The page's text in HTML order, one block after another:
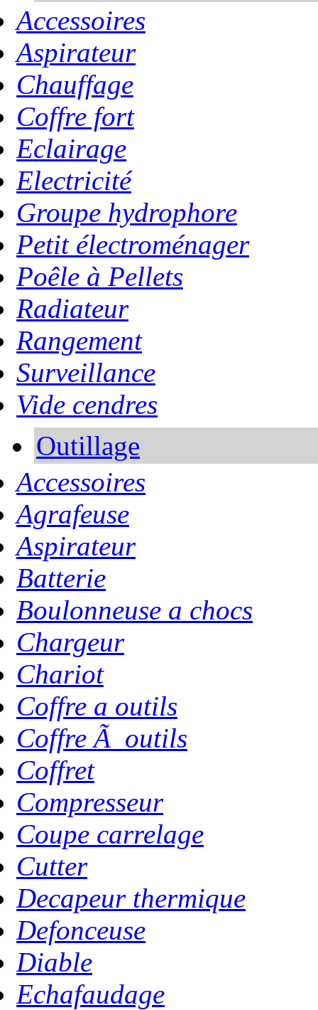
Accessoires
Aspirateur
Chauffage
Coffre fort
Eclairage
Electricité
Groupe hydrophore
Petit électroménager
Poêle à Pellets
Radiateur
Rangement
Surveillance
Vide cendres
Outillage
Accessoires
Agrafeuse
Aspirateur
Batterie
Boulonneuse a chocs
Chargeur
Chariot
Coffre a outils
Coffre Ã outils
Coffret
Compresseur
Coupe carrelage
Cutter
Decapeur thermique
Defonceuse
Diable
Echafaudage